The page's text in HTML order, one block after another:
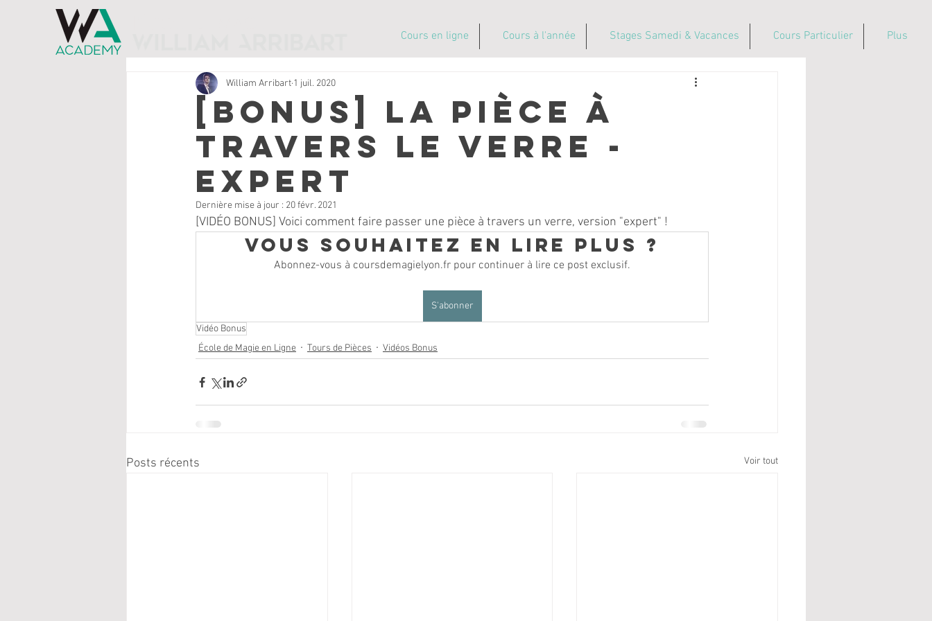
Cours en ligne Cours à l'année Stages Samedi & Vacances Cours Particulier Plus
[BONUS] La pièce à
travers le verre -
expert
William Arribart 1 juil. 2020
Dernière mise à jour : 20 févr. 2021
[VIDÉO BONUS] Voici comment faire passer une pièce à travers un verre, version "expert" !
Vous souhaitez en lire plus ?
Abonnez-vous à coursdemagielyon.fr pour continuer à lire ce post exclusif.
S'abonner
Vidéo Bonus
École de Magie en Ligne
Tours de Pièces Vidéos Bonus
Posts récents Voir tout